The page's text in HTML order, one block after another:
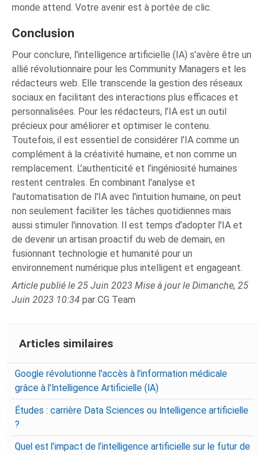
monde attend. Votre avenir est à portée de clic.
Conclusion
Pour conclure, l'intelligence artificielle (IA) s’avère être un
allié révolutionnaire pour les Community Managers et les
rédacteurs web. Elle transcende la gestion des réseaux
sociaux en facilitant des interactions plus efficaces et
personnalisées. Pour les rédacteurs, l’IA est un outil
précieux pour améliorer et optimiser le contenu.
Toutefois, il est essentiel de considérer l’IA comme un
complément à la créativité humaine, et non comme un
remplacement. L’authenticité et l’ingéniosité humaines
restent centrales. En combinant l'analyse et
l'automatisation de l'IA avec l'intuition humaine, on peut
non seulement faciliter les tâches quotidiennes mais
aussi stimuler l'innovation. Il est temps d’adopter l'IA et
de devenir un artisan proactif du web de demain, en
fusionnant technologie et humanité pour un
environnement numérique plus intelligent et engageant.
Article publié le 25 Juin 2023 Mise à jour le Dimanche, 25
Juin 2023 10:34par CG Team
Articles similaires
Google révolutionne l'accès à l'information médicale
grâce à l'Intelligence Artificielle (IA)
Études : carrière Data Sciences ou Intelligence artificielle
?
Quel est l’impact de l’intelligence artificielle sur le futur de